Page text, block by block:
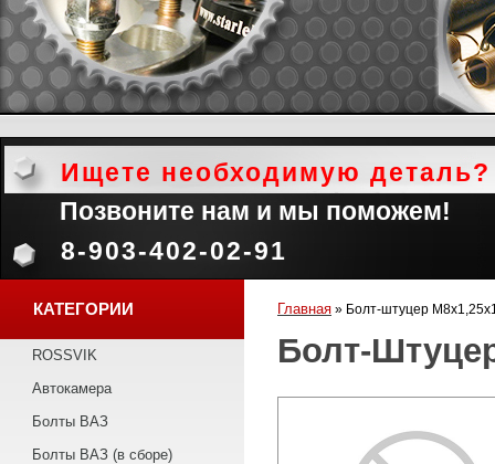
Ищете необходимую деталь?
Позвоните нам и мы поможем!
8-903-402-02-91
КАТЕГОРИИ
ROSSVIK
Автокамера
Болты ВАЗ
Болты ВАЗ (в сборе)
Главная » Болт-штуцер
Болт-